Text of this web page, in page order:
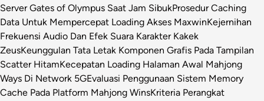
Server Gates of Olympus Saat Jam SibukProsedur Caching
Data Untuk Mempercepat Loading Akses MaxwinKejernihan
Frekuensi Audio Dan Efek Suara Karakter Kakek
ZeusKeunggulan Tata Letak Komponen Grafis Pada Tampilan
Scatter HitamKecepatan Loading Halaman Awal Mahjong
Ways Di Network 5GEvaluasi Penggunaan Sistem Memory
Cache Pada Platform Mahjong WinsKriteria Perangkat